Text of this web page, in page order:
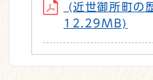
(近世御所町の
12.29MB)